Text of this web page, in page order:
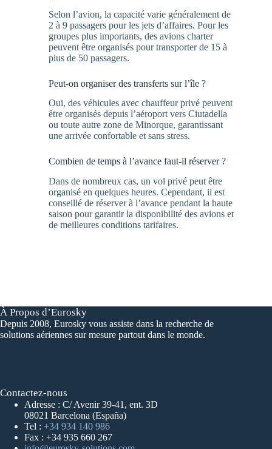
Selon l’avion, la capacité varie généralement de
2 à 9 passagers pour les jets d’affaires. Pour les
groupes plus importants, des avions charter
peuvent être organisés pour transporter de 15 à
plus de 50 passagers.
Peut-on organiser des transferts sur l’île ?
Oui, des véhicules avec chauffeur privé peuvent
être organisés depuis l’aéroport vers Ciutadella
ou toute autre zone de Minorque, garantissant
une arrivée confortable et sans stress.
Combien de temps à l’avance faut-il réserver ?
Dans de nombreux cas, un vol privé peut être
organisé en quelques heures. Cependant, il est
conseillé de réserver à l’avance pendant la haute
saison pour garantir la disponibilité des avions et
de meilleures conditions tarifaires.
À Propos d’Eurosky
Depuis 2008, Eurosky vous assiste dans la recherche de
solutions aériennes sur mesure partout dans le monde.
Contactez-nous
Adresse : C/ Avenir 39-41, ent. 3D
08021 Barcelona (España)
Tel : +34 934 140 986
Fax : +34 935 660 267